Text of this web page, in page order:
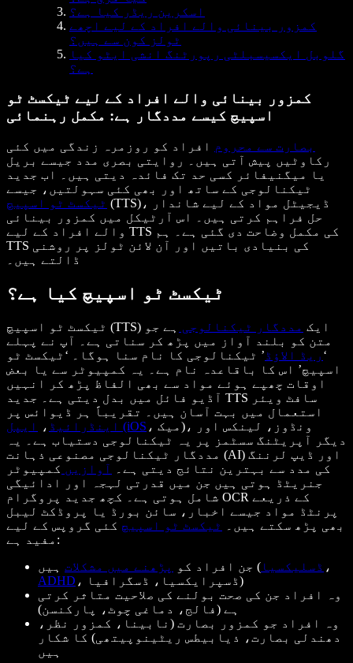
اسکرین ریڈر کیا ہے؟
کمزور بینائی والے افراد کے لیے اچھے
ٹولز کون سے ہیں؟
گلوبل ایکسیسبلٹی رپورٹنگ انشی ایٹو کیا
ہے؟
کمزور بینائی والے افراد کے لیے ٹیکسٹ ٹو
اسپیچ کیسے مددگار ہے: مکمل رہنمائی
بصارت سے محروم افراد کو روزمرہ زندگی میں کئی
رکاوٹیں پیش آتی ہیں۔ روایتی بصری مدد جیسے بریل
یا میگنیفائر کسی حد تک فائدہ دیتی ہیں۔ اب جدید
ٹیکنالوجی کے ساتھ اور بھی کئی سہولتیں، جیسے
ٹیکسٹ ٹو اسپیچ (TTS)، ڈیجیٹل مواد کے لیے شاندار
حل فراہم کرتی ہیں۔ اس آرٹیکل میں کمزور بینائی
والے افراد کے لیے TTS کی مکمل وضاحت دی گئی ہے۔ ہم
TTS کی بنیادی باتیں اور آن لائن ٹولز پر روشنی
ڈالتے ہیں۔
ٹیکسٹ ٹو اسپیچ کیا ہے؟
ٹیکسٹ ٹو اسپیچ (TTS) ایک مددگار ٹیکنالوجی ہے جو
متن کو بلند آواز میں پڑھ کر سناتی ہے۔ آپ نے پہلے
‘ ریڈ الاؤڈ ’ ٹیکنالوجی کا نام سنا ہوگا۔ ‘ٹیکسٹ ٹو
اسپیچ’ اس کا باقاعدہ نام ہے۔ یہ کمپیوٹر سے یا بعض
اوقات چھپے ہوئے مواد سے بھی الفاظ پڑھ کر انہیں
آڈیو فائل میں بدل دیتی ہے۔ جدید TTS سافٹ ویئر
استعمال میں بہت آسان ہیں۔ تقریباً ہر ڈیوائس پر
اینڈرائیڈ ، ایپل (iOS ، میک)، ونڈوز، لینکس اور
دیگر آپریٹنگ سسٹمز پر یہ ٹیکنالوجی دستیاب ہے۔ یہ
مددگار ٹیکنالوجی مصنوعی ذہانت (AI) اور ڈیپ لرننگ
کی مدد سے بہترین نتائج دیتی ہے۔
آوازیں کمپیوٹر
جنریٹڈ ہوتی ہیں جن میں قدرتی لہجہ اور ادائیگی
شامل ہوتی ہے۔ کچھ جدید پروگرام OCR کے ذریعے
پرنٹڈ مواد جیسے اخبار، سائن بورڈ یا پروڈکٹ لیبل
بھی پڑھ سکتے ہیں۔
ٹیکسٹ ٹو اسپیچ کئی گروپس کے لیے
مفید ہے:
جن افراد کو
پڑھنے میں مشکلات ہیں ( ڈسلیکسیا ،
ADHD
، ڈسپرایکسیا، ڈسگرافیا)
وہ افراد جن کی صحت بولنے کی صلاحیت متاثر کرتی
ہے (فالج، دماغی چوٹ، پارکنسن)
وہ افراد جو کمزور بصارت (نابینا، کمزور نظر،
دھندلی بصارت، ذیابیطس ریٹینوپیتھی) کا شکار
ہیں